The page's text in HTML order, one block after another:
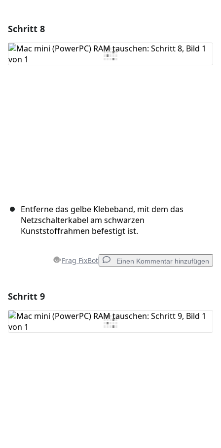
Kommentar hinzufügen
Schritt 8
Entferne das gelbe Klebeband, mit dem das
Netzschalterkabel am schwarzen
Kunststoffrahmen befestigt ist.
Frag FixBot Einen Kommentar hinzufügen
Kommentar hinzufügen
Schritt 9